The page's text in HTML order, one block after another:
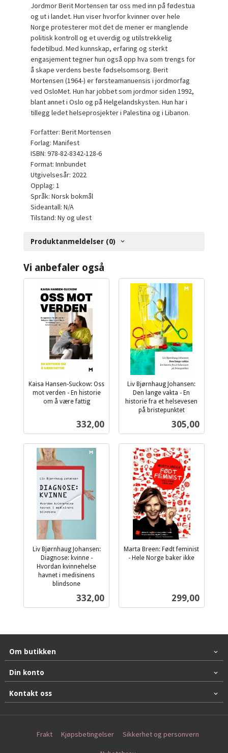
Jordmor Berit Mortensen tar oss med inn på fødestua
og ut i landet. Hun viser hvorfor kvinner over hele
Norge protesterer mot det de mener er manglende
politisk kontroll og et uverdig og utilstrekkelig
fødetilbud. Med kunnskap, erfaring og sterkt
engasjement tegner hun også opp hva som trengs for
å skape verdens beste fødselsomsorg. Berit
Mortensen (1964-) er førsteamanuensis i jordmorfag
ved OsloMet. Hun har jobbet som jordmor siden 1992,
blant annet i Oslo og på Helgelandskysten. Hun har i
tillegg ledet helseprosjekter i Palestina og i Libanon.
Forfatter: Berit Mortensen
Forlag: Manifest
ISBN: 978-82-8342-128-6
Format: Innbundet
Utgivelsesår: 2022
Opplag: 1
Språk: Norsk bokmål
Sideantall: N/A
Tilstand: Ny og ulest
Produktanmeldelser (0)
Vi anbefaler også
Kaisa Hansen-Suckow: Oss
mot verden - En historie
om å være fattig
Pris
332,00
Liv Bjørnhaug Johansen:
Den lange vakta - En
historie fra et helsevesen
på bristepunktet
Pris
305,00
Liv Bjørnhaug Johansen:
Diagnose: kvinne -
Hvordan kvinnehelse
havnet i medisinens
blindsone
Pris
332,00
Marta Breen: Født feminist
- Hele Norge baker ikke
Pris
299,00
Om butikken
Din konto
Kontakt oss
Frakt Kjøpsbetingelser Sikkerhet og personvern